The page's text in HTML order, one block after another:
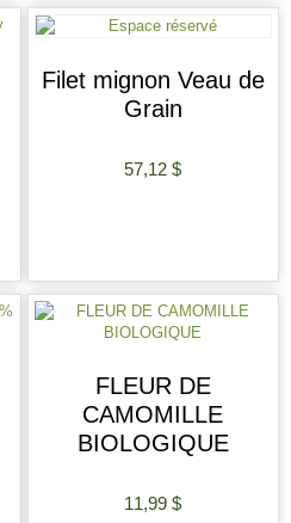
Filet mignon Veau de
Grain
57,12$
FLEUR DE
CAMOMILLE
BIOLOGIQUE
11,99$